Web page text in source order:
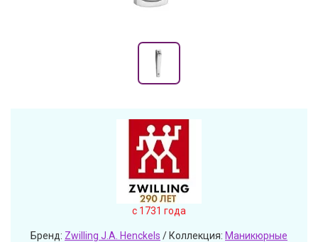
c 1731 года
Бренд: Zwilling J.A. Henckels / Коллекция: Маникюрные